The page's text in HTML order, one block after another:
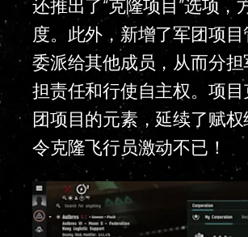
还推出了“克隆项目”选项
度。此外，新增了军团项
委派给其他成员，从而分
担责任和行使自主权。项
团项目的元素，延续了赋
令克隆飞行员激动不已！